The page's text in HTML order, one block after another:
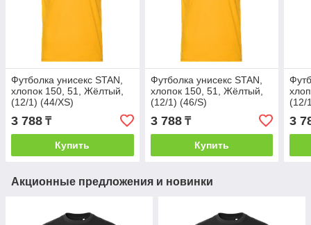
Футболка унисекс STAN,
хлопок 150, 51, Жёлтый,
(12/1) (44/XS)
3 788 ₸
Купить
Футболка унисекс STAN,
хлопок 150, 51, Жёлтый,
(12/1) (46/S)
3 788₸
Купить
(12/
3
Акционные предложения и новинки